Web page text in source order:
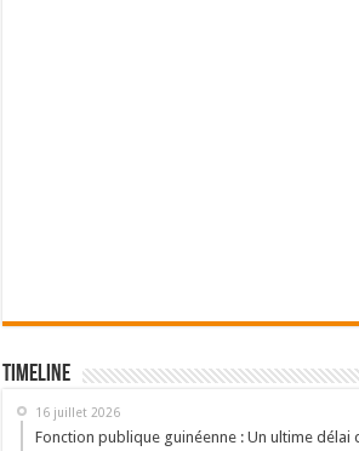
Timeline
16 juillet 2026
Fonction publique guinéenne : Un ultime délai